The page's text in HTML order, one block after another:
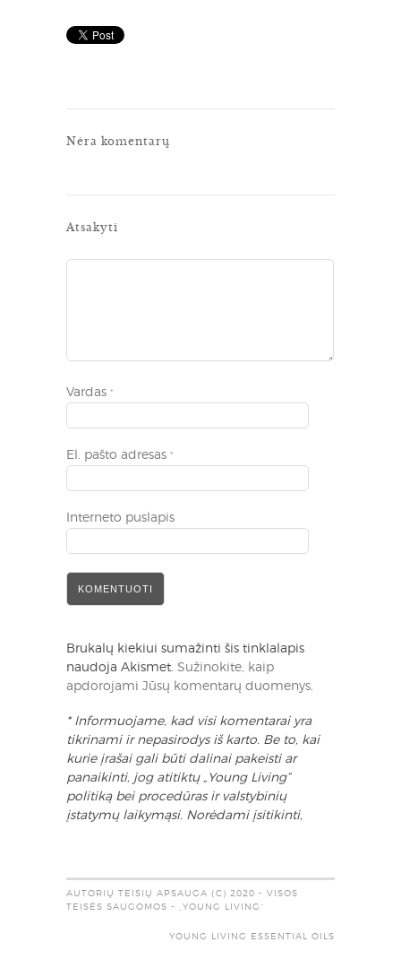
Nėra komentarų
Atsakyti
Vardas *
El. pašto adresas *
Interneto puslapis
Brukalų kiekiui sumažinti šis tinklalapis
naudoja Akismet. Sužinokite, kaip
apdorojami Jūsų komentarų duomenys.
* Informuojame, kad visi komentarai yra
tikrinami ir nepasirodys iš karto. Be to, kai
kurie įrašai gali būti dalinai pakeisti ar
panaikinti, jog atitiktų „Young Living“
politiką bei procedūras ir valstybinių
įstatymų laikymąsi. Norėdami įsitikinti,
AUTORIŲ TEISIŲ APSAUGA (C) 2020 - VISOS
TEISĖS SAUGOMOS - „YOUNG LIVING“
YOUNG LIVING ESSENTIAL OILS